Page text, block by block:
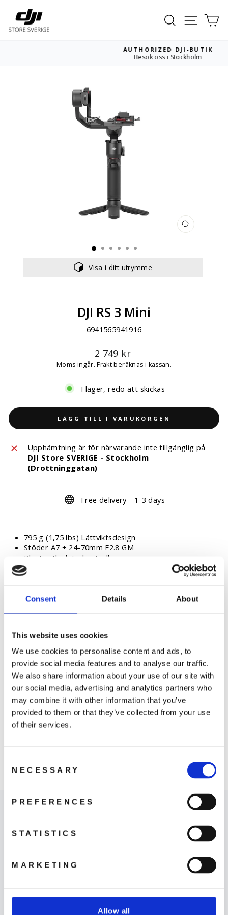
Consent Details About
This website uses cookies
We use cookies to personalise content and ads, to
provide social media features and to analyse our traffic.
We also share information about your use of our site with
our social media, advertising and analytics partners who
may combine it with other information that you’ve
provided to them or that they’ve collected from your use
of their services.
Selection
NECESSARY
PREFERENCES
STATISTICS
MARKETING
Allow all
innehållet
Sök
Pausa
AUTHORIZED DJI-BUTIK
Besök oss i Stockholm
STÄNG
Visa i ditt utrymme
DJI RS 3 Mini
6941565941916
Ordinarie
pris
2 749 kr
Moms ingår.Fraktberäknas i kassan.
I lager, redo att skickas
LÄGG TILL I VARUKORGEN
Upphämtning är för närvarande inte tillgänglig på
DJI Store SVERIGE - Stockholm
(Drottninggatan)
Free delivery - 1-3 days
795 g (1,75 lbs) Lättviktsdesign
Stöder A7 + 24-70mm F2.8 GM
Bluetooth slutarkontroll
3:e generationens RS-stabiliseringsalgoritm
Inbyggd vertikal fotografering
You may also like
DJI RS 3 Mini
2 749 kr